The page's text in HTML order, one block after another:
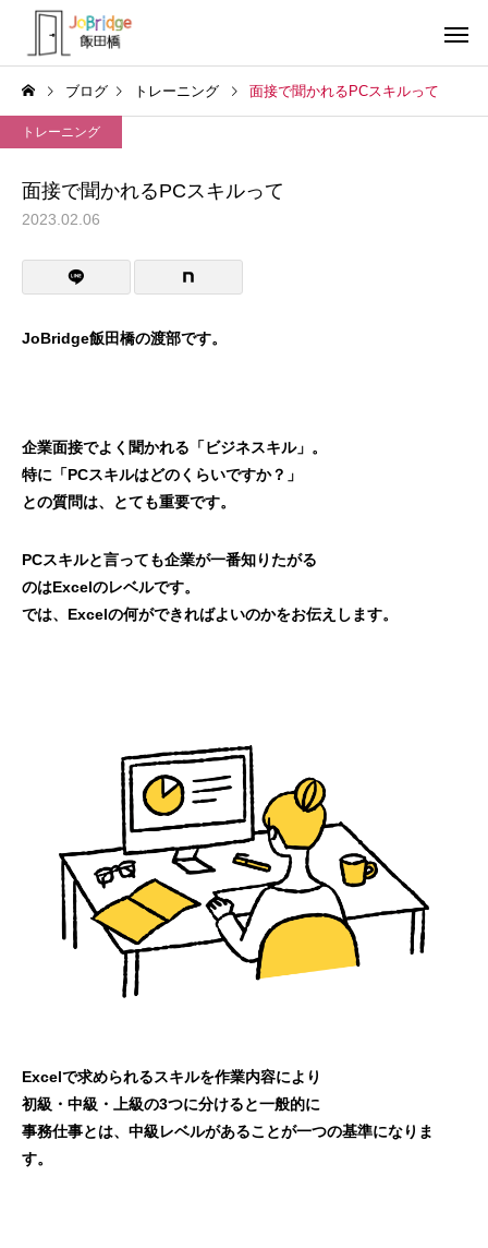
働き続けるための土台
ブログ トレーニング 面接で聞かれるPCスキルって
トレーニング
面接で聞かれるPCスキルって
2023.02.06
JoBridge飯田橋の渡部です。
企業面接でよく聞かれる「ビジネスキル」。
特に「PCスキルはどのくらいですか？」
との質問は、とても重要です。
PCスキルと言っても企業が一番知りたがる
のはExcelのレベルです。
では、Excelの何ができればよいのかをお伝えします。
Excelで求められるスキルを作業内容により
初級・中級・上級の3つに分けると一般的に
事務仕事とは、中級レベルがあることが一つの基準になりま
す。